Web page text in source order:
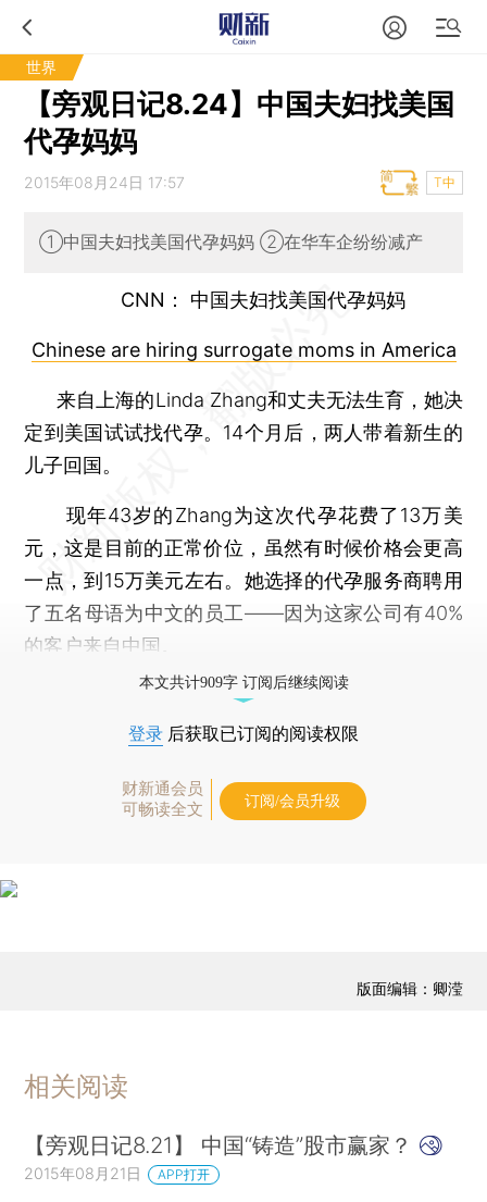
世界
【旁观日记8.24】中国夫妇找美国
代孕妈妈
2015年08月24日 17:57 T中
①中国夫妇找美国代孕妈妈 ②在华车企纷纷减产
CNN： 中国夫妇找美国代孕妈妈
Chinese are hiring surrogate moms in America
来自上海的Linda Zhang和丈夫无法生育，她决
定到美国试试找代孕。14个月后，两人带着新生的
儿子回国。
现年43岁的Zhang为这次代孕花费了13万美
元，这是目前的正常价位，虽然有时候价格会更高
一点，到15万美元左右。她选择的代孕服务商聘用
了五名母语为中文的员工——因为这家公司有40%
的客户来自中国。
本文共计909字 订阅后继续阅读
登录 后获取已订阅的阅读权限
财新通会员
可畅读全文
订阅/会员升级
版面编辑：卿滢
相关阅读
【旁观日记8.21】 中国“铸造”股市赢家？
2015年08月21日 APP打开